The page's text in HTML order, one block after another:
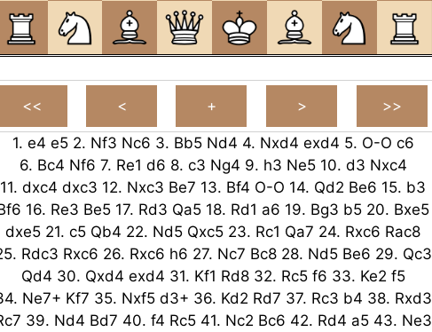
1. e4 e5 2. Nf3 Nc6 3. Bb5 Nd4 4. Nxd4 exd4 5. O-O c6
6. Bc4 Nf6 7. Re1 d6 8. c3 Ng4 9. h3 Ne5 10. d3 Nxc4
11. dxc4 dxc3 12. Nxc3 Be7 13. Bf4 O-O 14. Qd2 Be6 15. b3
16. Re3 Be5 17. Rd3 Qa5 18. Rd1 a6 19. Bg3 b5 20. Bxe5
dxe5 21. c5 Qb4 22. Nd5 Qxc5 23. Rc1 Qa7 24. Rxc6 Rac8
Rdc3 Rxc6 26. Rxc6 h6 27. Nc7 Bc8 28. Nd5 Be6 29. Qc3
Qd4 30. Qxd4 exd4 31. Kf1 Rd8 32. Rc5 f6 33. Ke2 f5
Ne7+ Kf7 35. Nxf5 d3+ 36. Kd2 Rd7 37. Rc3 b4 38. Rxd3
39. Nd4 Bd7 40. f4 Rc5 41. Nc2 Bc6 42. Rd4 a5 43. Ne3